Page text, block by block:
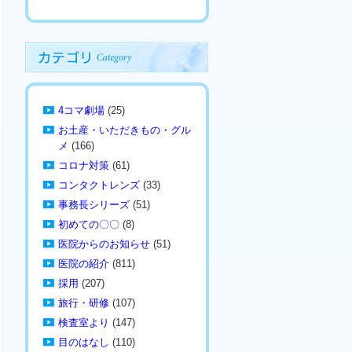
4コマ劇場 (25)
お土産・いただきもの・グル
メ (166)
コロナ対策 (61)
コンタクトレンズ (33)
事務長シリーズ (51)
初めての〇〇 (8)
医院からのお知らせ (51)
医院の紹介 (811)
採用 (207)
旅行・研修 (107)
検査室より (147)
目のはなし (110)